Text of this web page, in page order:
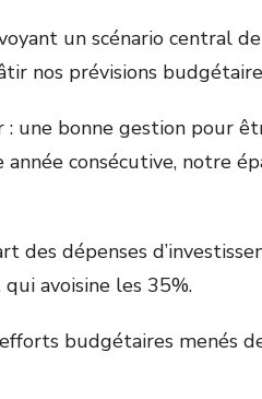
un scénario central
nos prévisions
: une bonne gestion
année consécutive, notre
des dépenses
avoisine les 35%.
budgétaires menés